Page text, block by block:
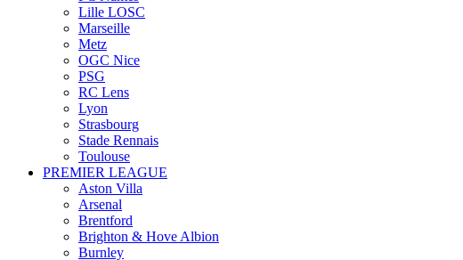
Lille LOSC
Marseille
Metz
OGC Nice
PSG
RC Lens
Lyon
Strasbourg
Stade Rennais
Toulouse
PREMIER LEAGUE
Aston Villa
Arsenal
Brentford
Brighton & Hove Albion
Burnley